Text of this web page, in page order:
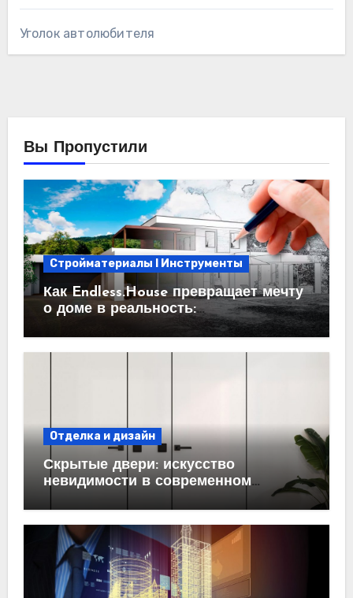
Уголок автолюбителя
Вы Пропустили
Стройматериалы l Инструменты
Как Endless.House превращает мечту
о доме в реальность:
проектирование под ключ
Отделка и дизайн
Скрытые двери: искусство
невидимости в современном